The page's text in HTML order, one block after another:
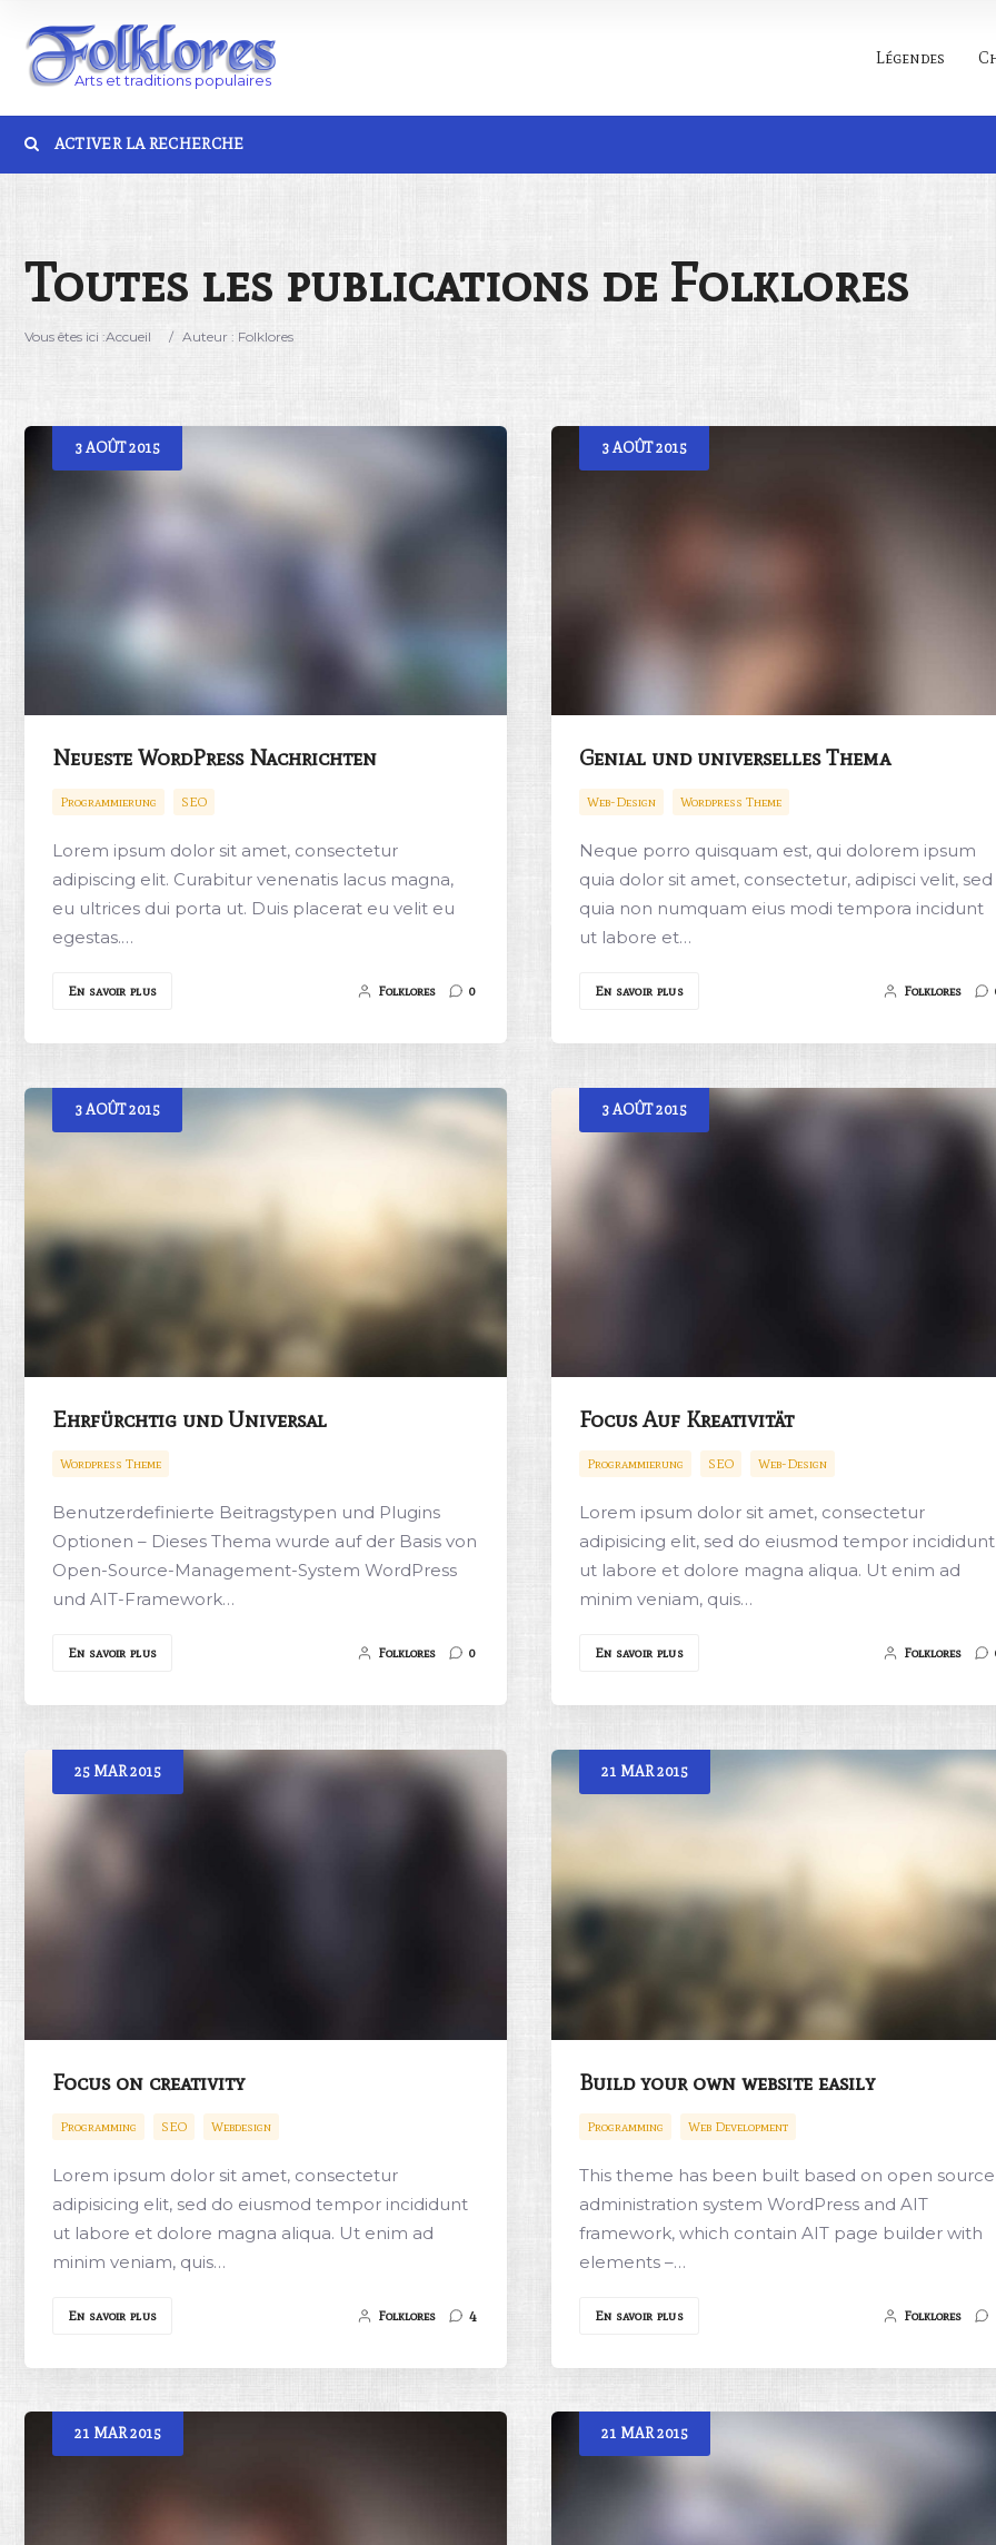
Légendes
ACTIVER LA RECHERCHE
Toutes les publications de Folklores
Vous êtes ici :Accueil / Auteur : Folklores
3 AOÛT2015
Neueste WordPress Nachrichten
Programmierung SEO
Lorem ipsum dolor sit amet, consectetur
adipiscing elit. Curabitur venenatis lacus magna,
eu ultrices dui porta ut. Duis placerat eu velit eu
egestas.…
En savoir plus Folklores 0
3 AOÛT2015
Genial und universelles Thema
Web-Design Wordpress Theme
Neque porro quisquam est, qui dolorem ipsum
quia dolor sit amet, consectetur, adipisci velit, sed
quia non numquam eius modi tempora incidunt
ut labore et…
En savoir plus Folklores
3 AOÛT2015
Ehrfürchtig und Universal
Wordpress Theme
Benutzerdefinierte Beitragstypen und Plugins
Optionen – Dieses Thema wurde auf der Basis von
Open-Source-Management-System WordPress
und AIT-Framework…
En savoir plus Folklores 0
3 AOÛT2015
Focus Auf Kreativität
Programmierung SEO Web-Design
Lorem ipsum dolor sit amet, consectetur
adipisicing elit, sed do eiusmod tempor incididunt
ut labore et dolore magna aliqua. Ut enim ad
minim veniam, quis…
En savoir plus Folklores
25 MAR2015
Focus on creativity
Programming SEO Webdesign
Lorem ipsum dolor sit amet, consectetur
adipisicing elit, sed do eiusmod tempor incididunt
ut labore et dolore magna aliqua. Ut enim ad
minim veniam, quis…
En savoir plus Folklores 4
21 MAR2015
Build your own website easily
Programming Web Development
This theme has been built based on open source
administration system WordPress and AIT
framework, which contain AIT page builder with
elements –…
En savoir plus Folklores
21 MAR2015 21 MAR2015